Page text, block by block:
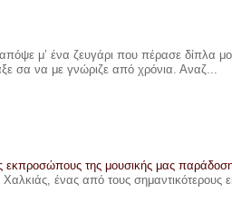
μ’ ένα ζευγάρι που πέρασε δίπλα
σα να με γνώριζε από χρόνια. Αναζ...
εκπροσώπους της μουσικής μας
ένας από τους σημαντικότερους